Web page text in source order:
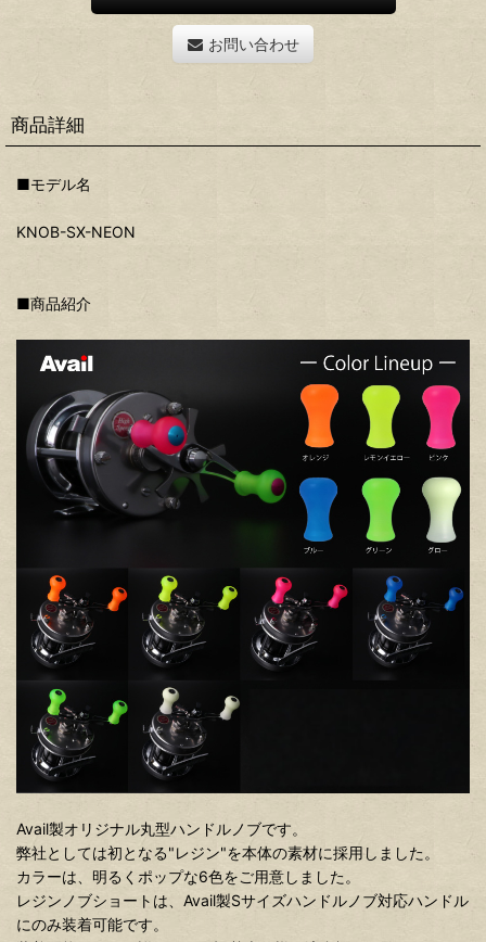
お問い合わせ
商品詳細
■モデル名
KNOB-SX-NEON
■商品紹介
Avail製オリジナル丸型ハンドルノブです。
弊社としては初となる"レジン"を本体の素材に採用しました。
カラーは、明るくポップな6色をご用意しました。
レジンノブショートは、Avail製Sサイズハンドルノブ対応ハンドル
にのみ装着可能です。